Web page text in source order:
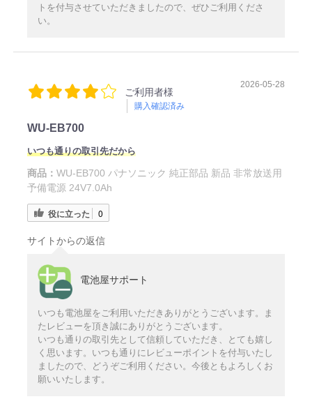
トを付与させていただきましたので、ぜひご利用くださ
い。
ご利用者様
購入確認済み
2026-05-28
WU-EB700
いつも通りの取引先だから
商品： WU-EB700 パナソニック 純正部品 新品 非常放送用
予備電源 24V7.0Ah
役に立った 0
サイトからの返信
電池屋サポート
いつも電池屋をご利用いただきありがとうございます。ま
たレビューを頂き誠にありがとうございます。
いつも通りの取引先として信頼していただき、とても嬉し
く思います。いつも通りにレビューポイントを付与いたし
ましたので、どうぞご利用ください。今後ともよろしくお
願いいたします。